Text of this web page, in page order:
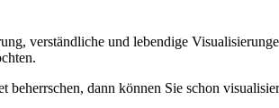
verständliche und lebendige
beherrschen, dann können Sie schon